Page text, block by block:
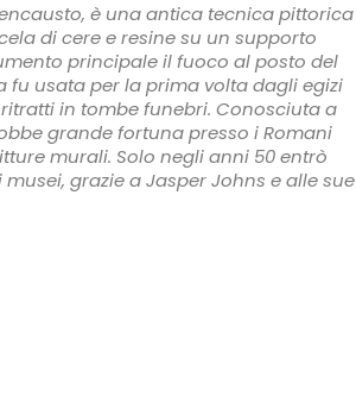
è una antica tecnica pittorica
di cere e resine su un supporto
principale il fuoco al posto del
fu usata per la prima volta dagli egizi
in tombe funebri. Conosciuta a
grande fortuna presso i Romani
murali. Solo negli anni 50 entrò
grazie a Jasper Johns e alle sue